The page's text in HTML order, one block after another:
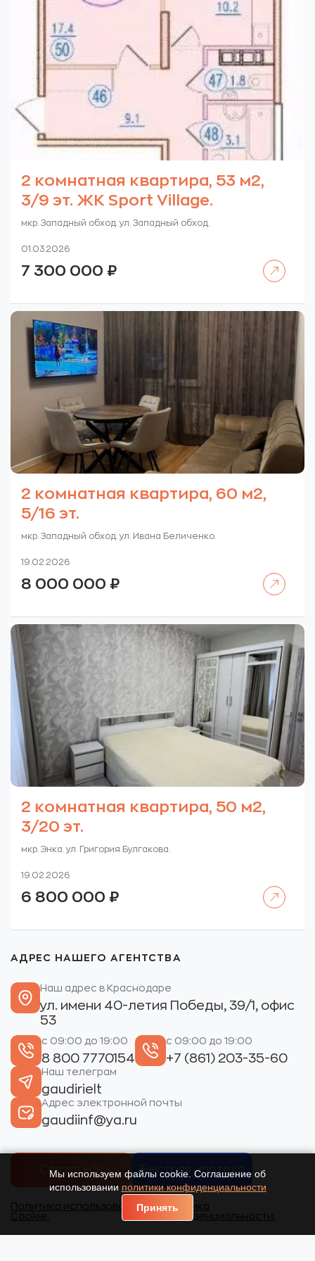
2 комнатная квартира, 53 м2,
3/9 эт. ЖК Sport Village.
мкр. Западный обход. ул. Западный обход.
01.03.2026
7 300 000 ₽
2 комнатная квартира, 60 м2,
5/16 эт.
мкр. Западный обход. ул. Ивана Беличенко.
19.02.2026
8 000 000 ₽
2 комнатная квартира, 50 м2,
3/20 эт.
мкр. Энка. ул. Григория Булгакова.
19.02.2026
6 800 000 ₽
АДРЕС НАШЕГО АГЕНТСТВА
Наш адрес в Краснодаре
ул. имени 40-летия Победы, 39/1, офис
53
с 09:00 до 19:00
8 800 7770154
с 09:00 до 19:00
+7 (861) 203-35-60
Наш телеграм
gaudirielt
Адрес электронной почты
gaudiinf@ya.ru
Связаться Быстрая ипотека
Политика использования
Cookie.
Политика
конфиденциальности.
Мы используем файлы cookie. Соглашение об
использовании политики конфиденциальности
Принять